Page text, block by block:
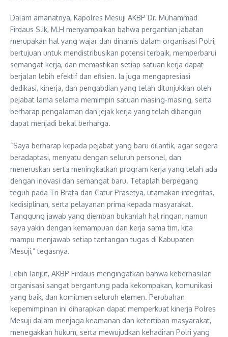
Dalam amanatnya, Kapolres Mesuji AKBP Dr. Muhammad
Firdaus S.Ik, M.H menyampaikan bahwa pergantian jabatan
merupakan hal yang wajar dan dinamis dalam organisasi Polri,
bertujuan untuk mendistribusikan potensi terbaik, memperbarui
semangat kerja, dan memastikan setiap satuan kerja dapat
berjalan lebih efektif dan efisien. Ia juga mengapresiasi
dedikasi, kinerja, dan pengabdian yang telah ditunjukkan oleh
pejabat lama selama memimpin satuan masing-masing, serta
berharap pengalaman dan jejak kerja yang telah dibangun
dapat menjadi bekal berharga.
“Saya berharap kepada pejabat yang baru dilantik, agar segera
beradaptasi, menyatu dengan seluruh personel, dan
meneruskan serta meningkatkan program kerja yang telah ada
dengan inovasi dan semangat baru. Tetaplah berpegang
teguh pada Tri Brata dan Catur Prasetya, utamakan integritas,
kedisiplinan, serta pelayanan prima kepada masyarakat.
Tanggung jawab yang diemban bukanlah hal ringan, namun
saya yakin dengan kemampuan dan kerja sama tim, kita
mampu menjawab setiap tantangan tugas di Kabupaten
Mesuji,” tegasnya.
Lebih lanjut, AKBP Firdaus mengingatkan bahwa keberhasilan
organisasi sangat bergantung pada kekompakan, komunikasi
yang baik, dan komitmen seluruh elemen. Perubahan
kepemimpinan ini diharapkan dapat memperkuat kinerja Polres
Mesuji dalam menjaga keamanan dan ketertiban masyarakat,
menegakkan hukum, serta mewujudkan kehadiran Polri yang